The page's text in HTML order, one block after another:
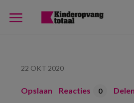
22 OKT 2020
Opslaan Reacties 0 Delen